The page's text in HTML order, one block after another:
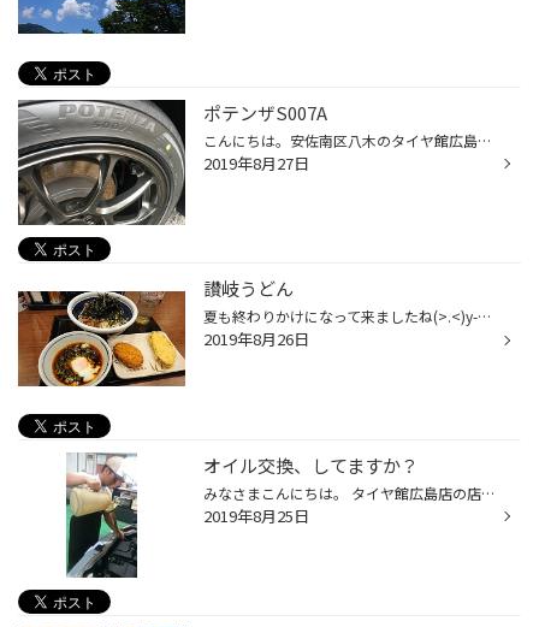
ポテンザS007A
こんにちは。安佐南区八木のタイヤ館広島の澤井です。 ポテンザS007Aに履き替えて一週間以上経ちました。高速道路も走って、ある程度このタイヤの性格も分かってきましたので、レビューしたいと思います。 まず一般道ですが、乗り心地は固めです(汗)。 段差や凹凸をよく拾います。 特に以前はレグノ...
2019年8月27日
讃岐うどん
夏も終わりかけになって来ましたね(>.<)y-~ まだまだ残暑ではありますが 久しぶりに丸亀製麺に行ってきましたぁ♪ 美味しいうどんを食べる幸せ感いっぱいの オッサンであります (*´ω｀*)
2019年8月26日
オイル交換、してますか？
みなさまこんにちは。 タイヤ館広島店の店長の松村です。 みなさま、お盆に遠出されましたか？ そのあと、お車のケアはされましたか？ 例えば、エンジンオイル交換。 お出掛け前もしくはお出掛け後にされましたか？ エンジンオイルは、3000㎞～5000㎞走ったら交換時期です！ みなさまのお車の走行距...
2019年8月25日